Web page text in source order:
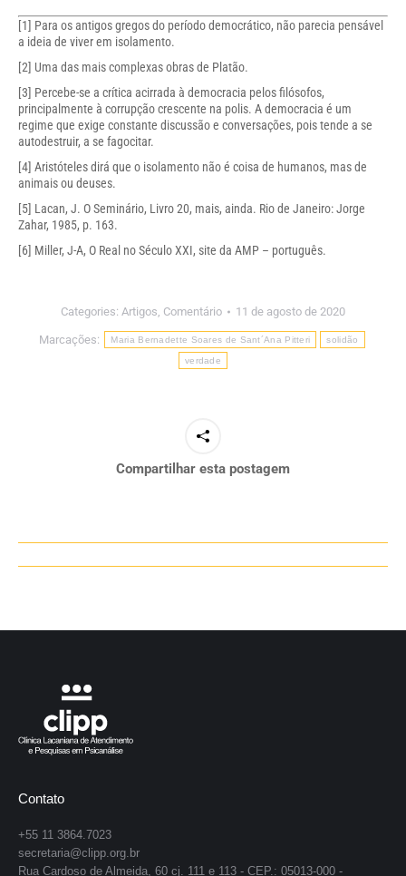
[1] Para os antigos gregos do período democrático, não parecia pensável
a ideia de viver em isolamento.
[2] Uma das mais complexas obras de Platão.
[3] Percebe-se a crítica acirrada à democracia pelos filósofos,
principalmente à corrupção crescente na polis. A democracia é um
regime que exige constante discussão e conversações, pois tende a se
autodestruir, a se fagocitar.
[4] Aristóteles dirá que o isolamento não é coisa de humanos, mas de
animais ou deuses.
[5] Lacan, J. O Seminário, Livro 20, mais, ainda. Rio de Janeiro: Jorge
Zahar, 1985, p. 163.
[6] Miller, J-A, O Real no Século XXI, site da AMP – português.
Categories: Artigos, Comentário 11 de agosto de 2020
Marcações: Maria Bernadette Soares de Sant´Ana Pitteri solidão
verdade
Compartilhar esta postagem
Navegação
post:
Contato
+55 11 3864.7023
secretaria@clipp.org.br
Rua Cardoso de Almeida, 60 cj. 111 e 113 - CEP.: 05013-000 -